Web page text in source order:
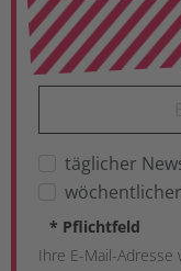
täglicher
* Pflichtfeld
Ihre E-Mail-